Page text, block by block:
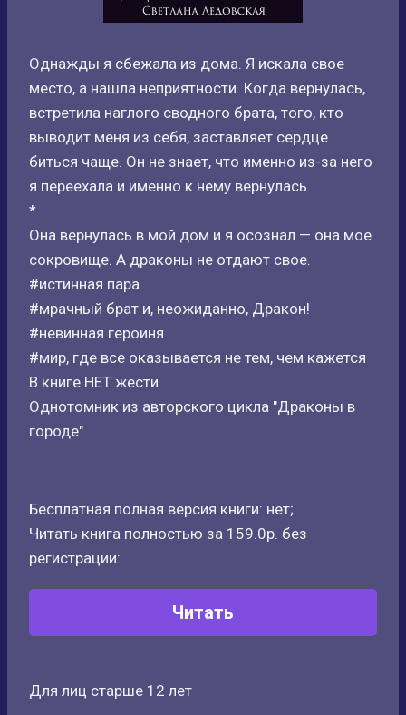
Однажды я сбежала из дома. Я искала свое
место, а нашла неприятности. Когда вернулась,
встретила наглого сводного брата, того, кто
выводит меня из себя, заставляет сердце
биться чаще. Он не знает, что именно из-за него
я переехала и именно к нему вернулась.
*
Она вернулась в мой дом и я осознал — она мое
сокровище. А драконы не отдают свое.
#истинная пара
#мрачный брат и, неожиданно, Дракон!
#невинная героиня
#мир, где все оказывается не тем, чем кажется
В книге НЕТ жести
Однотомник из авторского цикла "Драконы в
городе"
Бесплатная полная версия книги: нет;
Читать книга полностью за 159.0р. без
регистрации:
Читать
Для лиц старше 12 лет